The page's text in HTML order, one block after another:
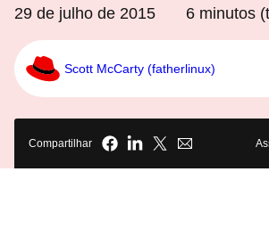
29 de julho de 2015 6 minutos
Scott McCarty (fatherlinux)
Compartilhar